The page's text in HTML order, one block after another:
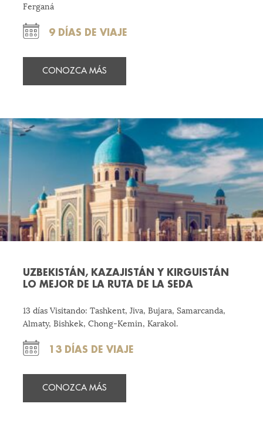
Ferganá
9 DÍAS DE VIAJE
CONOZCA MÁS
UZBEKISTÁN, KAZAJISTÁN Y KIRGUISTÁN
LO MEJOR DE LA RUTA DE LA SEDA
13 días Visitando: Tashkent, Jiva, Bujara, Samarcanda,
Almaty, Bishkek, Chong-Kemin, Karakol.
13 DÍAS DE VIAJE
CONOZCA MÁS